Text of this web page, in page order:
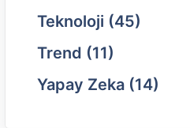
Teknoloji (45)
Trend (11)
Yapay Zeka (14)